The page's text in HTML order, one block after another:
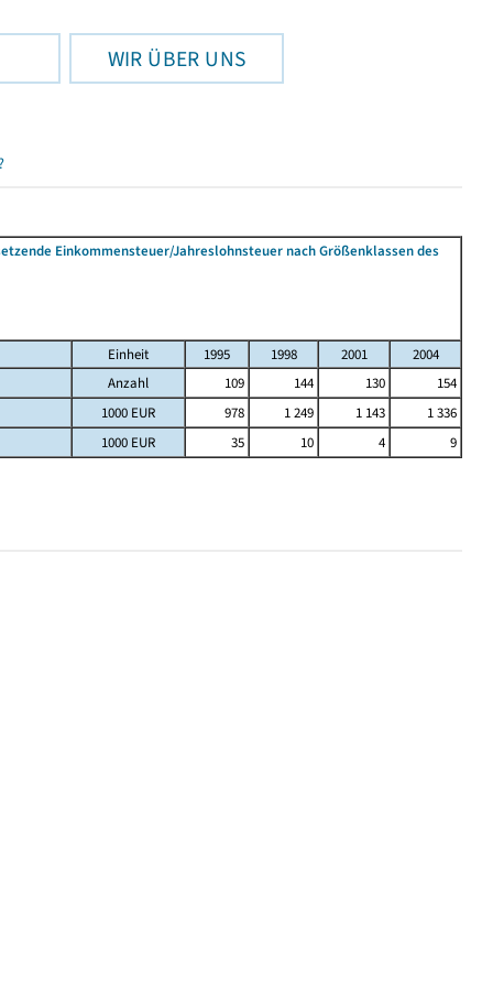
WIR ÜBER UNS
Einkommensteuer/Jahreslohnsteuer nach Größenklassen des
Einheit 1995 1998 2001
2004
Anzahl 109 144 130
154
1000 EUR 978 1 249 1 143
1 336
1000 EUR 35 10 4 9